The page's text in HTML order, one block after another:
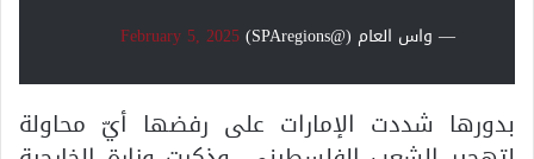
— واس العام (@SPAregions)
February 5, 2025
بدورها شددت الإمارات على رفضها أيّ محاولة